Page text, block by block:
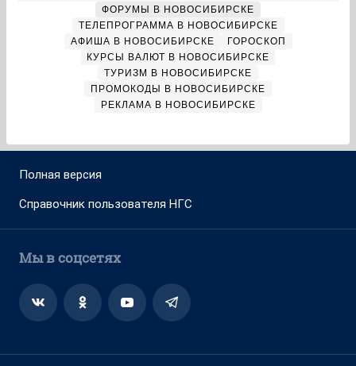
ФОРУМЫ В НОВОСИБИРСКЕ
ТЕЛЕПРОГРАММА В НОВОСИБИРСКЕ
АФИША В НОВОСИБИРСКЕ
ГОРОСКОП
КУРСЫ ВАЛЮТ В НОВОСИБИРСКЕ
ТУРИЗМ В НОВОСИБИРСКЕ
ПРОМОКОДЫ В НОВОСИБИРСКЕ
РЕКЛАМА В НОВОСИБИРСКЕ
Полная версия
Справочник пользователя НГС
Мы в соцсетях